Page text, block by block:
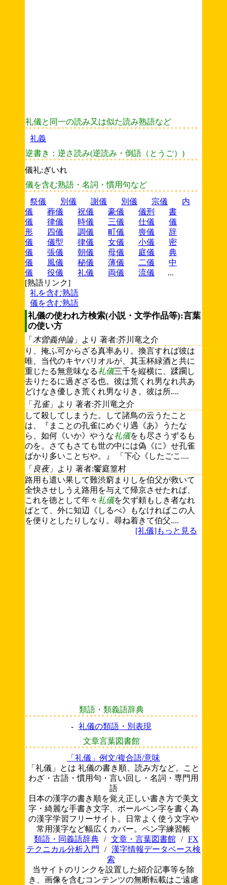
礼儀と同一の読み又は似た読み熟語など
礼義
逆書き：逆さ読み(逆読み・倒語（とうご）)
儀礼:ぎいれ
儀を含む熟語・名詞・慣用句など
祭儀
別儀 謝儀 別儀 宗儀
内
儀
葬儀 祝儀 豪儀 儀刑
書
儀
律儀 時儀 三儀 仕儀
儀
形
四儀 調儀 町儀 喪儀
辞
儀
儀型 律儀 女儀 小儀
密
儀
張儀 朝儀 母儀 庭儀
典
儀
風儀 秘儀 薄儀 二儀
中
儀
役儀 礼儀 両儀 流儀
...
[熟語リンク]
礼を含む熟語
儀を含む熟語
礼儀の使われ方検索(小説・文学作品等):言葉
の使い方
「 木曽義仲論」より 著者:芥川竜之介
り、掩ふ可からざる真率あり。換言すれば彼は
唯、当代のキヤバリオルが、其玉杯緑酒と共に
重じたる無意味なる礼儀三千を縦横に、蹂躙し
去りたるに過ぎざる也。彼は荒くれ男なれ共あ
どけなき優しき荒くれ男なりき。彼は所....
「 孔雀」より 著者:芥川竜之介
して殺してしまうた。して諸鳥の云うたこと
は、『まことの孔雀にめぐり遇《あ》うたな
ら、如何《いか》やうな礼儀をも尽さうずるも
のを。さてもさても世の中には偽《に》せ孔雀
ばかり多いことぢや。』 「下心《したごこ....
「 良夜」より 著者:饗庭篁村
路用も遣い果して難渋窮まりしを伯父が救いて
全快させしうえ路用を与えて帰京させたれば、
これを徳として年々 礼儀を欠ず頼もしき者なれ
ばとて、外に知辺《しるべ》もなければこの人
を便りとしたりしなり。尋ね着きて伯父....
[礼儀]もっと見る
類語・類義語辞典
-
礼儀の類語・別表現
文章言葉図書館
「礼儀」例文/複合語/意味
「礼儀」とは 礼儀の書き順、読み方など。こと
わざ・古語・慣用句・言い回し・名詞・専門用
語
日本の漢字の書き順を覚え正しい書き方で美文
字・綺麗な手書き文字、ボールペン字を書く為
の漢字学習フリーサイト。日常よく使う文字や
常用漢字など幅広くカバー。ペン字練習帳
類語・同義語辞典
/ 文章・言葉図書館 /
FX
テクニカル分析入門
/ 漢字情報データベース検
索
当サイトのリンクを設置した紹介記事等を除
き、画像を含むコンテンツの無断転載はご遠慮